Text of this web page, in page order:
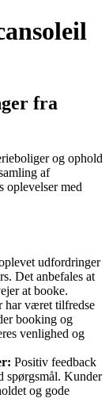
fra
og ophold
af
oplevelser med
udfordringer
Det anbefales at
at booke.
har været tilfredse
booking og
venlighed og
Positiv feedback
spørgsmål. Kunder
og gode